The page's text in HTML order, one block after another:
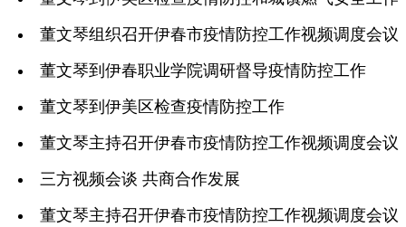
董文琴组织召开伊春市疫情防控工作视频调度会议
董文琴到伊春职业学院调研督导疫情防控工作
董文琴到伊美区检查疫情防控工作
董文琴主持召开伊春市疫情防控工作视频调度会议
三方视频会谈 共商合作发展
董文琴主持召开伊春市疫情防控工作视频调度会议